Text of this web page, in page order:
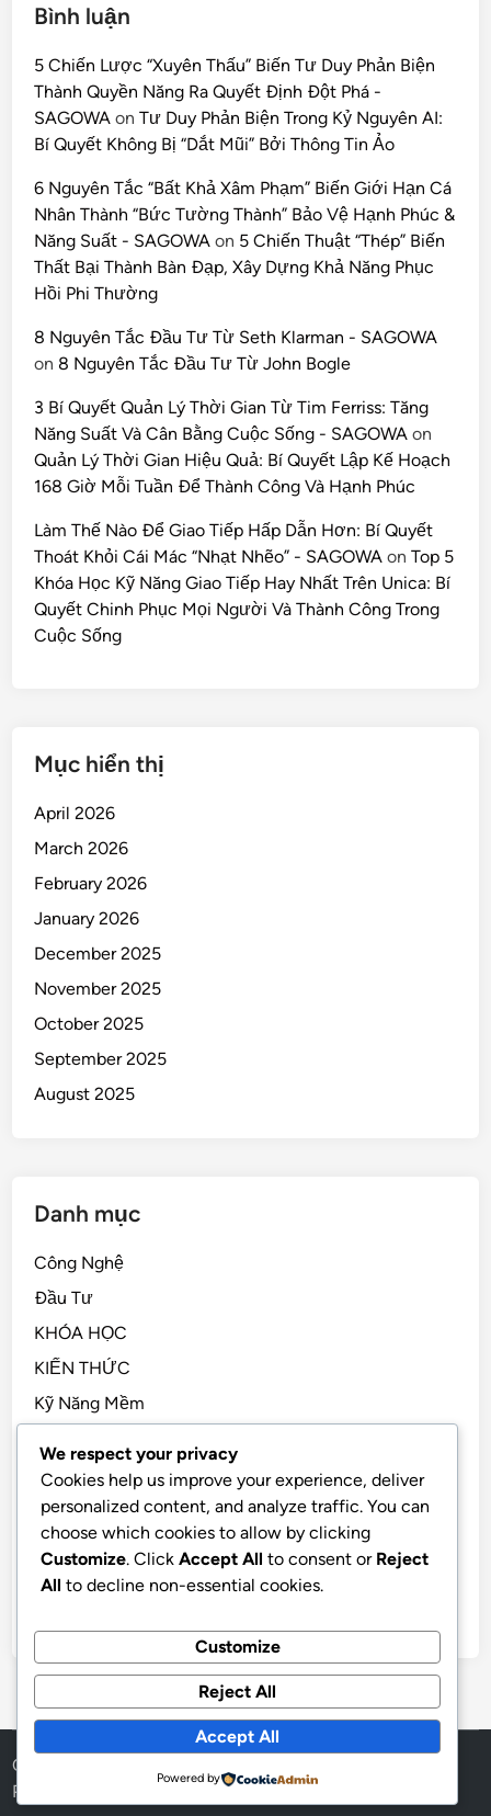
Bình luận
5 Chiến Lược “Xuyên Thấu” Biến Tư Duy Phản Biện
Thành Quyền Năng Ra Quyết Định Đột Phá -
SAGOWA onTư Duy Phản Biện Trong Kỷ Nguyên AI:
Bí Quyết Không Bị “Dắt Mũi” Bởi Thông Tin Ảo
6 Nguyên Tắc “Bất Khả Xâm Phạm” Biến Giới Hạn Cá
Nhân Thành “Bức Tường Thành” Bảo Vệ Hạnh Phúc &
Năng Suất - SAGOWA on 5 Chiến Thuật “Thép” Biến
Thất Bại Thành Bàn Đạp, Xây Dựng Khả Năng Phục
Hồi Phi Thường
8 Nguyên Tắc Đầu Tư Từ Seth Klarman - SAGOWA
on 8 Nguyên Tắc Đầu Tư Từ John Bogle
3 Bí Quyết Quản Lý Thời Gian Từ Tim Ferriss: Tăng
Năng Suất Và Cân Bằng Cuộc Sống - SAGOWA on
Quản Lý Thời Gian Hiệu Quả: Bí Quyết Lập Kế Hoạch
168 Giờ Mỗi Tuần Để Thành Công Và Hạnh Phúc
Làm Thế Nào Để Giao Tiếp Hấp Dẫn Hơn: Bí Quyết
Thoát Khỏi Cái Mác “Nhạt Nhẽo” - SAGOWA onTop 5
Khóa Học Kỹ Năng Giao Tiếp Hay Nhất Trên Unica: Bí
Quyết Chinh Phục Mọi Người Và Thành Công Trong
Cuộc Sống
Mục hiển thị
April 2026
March 2026
February 2026
January 2026
December 2025
November 2025
October 2025
September 2025
August 2025
Danh mục
Công Nghệ
Đầu Tư
KHÓA HỌC
KIẾN THỨC
Kỹ Năng Mềm
Sách Hay
Tài Chính Cá Nhân
TẢN MẠN
Tiền Điện Tử
Copyright © 2026
Powered by
andHybridMag.
We respect your privacy
Cookies help us improve your experience, deliver
personalized content, and analyze traffic. You can
choose which cookies to allow by clicking
Customize. Click Accept All to consent or Reject
All to decline non-essential cookies.
Customize
Reject All
Accept All
Powered by